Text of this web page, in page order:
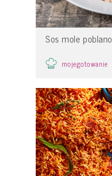
Sos mole poblano
mojegotowanie